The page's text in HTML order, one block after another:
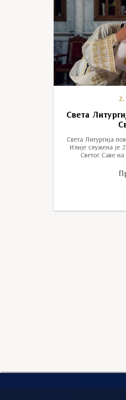
2.
Света
Света Литургија
Илије служена је
Светог Саве